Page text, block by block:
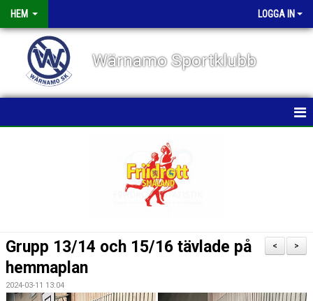
HEM LOGGA IN
Wärnamo Sportklubb
KALENDER
VÅRA GRUPPER/TRÄNARE
>
<
Grupp 13/14 och 15/16 tävlade på
hemmaplan
2024-03-11 13:04